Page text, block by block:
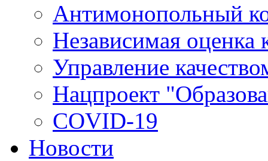
Антимонопольный
Независимая оценка
Управление
Нацпроект
COVID-19
Новости